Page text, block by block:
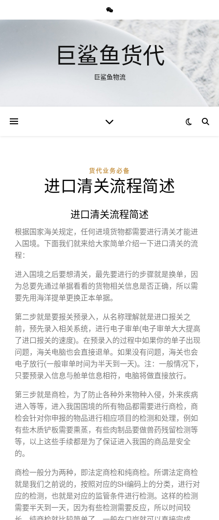
巨鲨鱼货代
巨鲨鱼物流
货代业务必备
进口清关流程简述
进口清关流程简述
根据国家海关规定，任何进境货物都需要进行清关才能进
入国境。下面我们就来给大家简单介绍一下进口清关的流
程：
进入国境之后要想清关，最先要进行的步骤就是换单，因
为总要先通过单据看看的货物相关信息是否正确，所以需
要先用海洋提单更换正本单据。
第二步就是要报关预录入，从名称理解就是进口报关之
前，预先录入相关系统，进行电子审单(电子审单大大提高
了进口报关的速度)。在预录入的过程中如果你的单子出现
问题，海关电脑也会直接退单。如果没有问题，海关也会
电子放行(一般审单时间为半天到一天)。注：一般情况下，
只要预录入信息与舱单信息相符，电脑将做直接放行。
第三步就是商检，为了防止各种外来物种入侵，外来疾病
进入等等，进入我国国境的所有物品都需要进行商检，商
检会针对你申报的物品进行相应项目的检测和处理，例如
有些木质铲板需要熏蒸，有些肉制品要做兽药残留检测等
等，以上这些手续都是为了保证进入我国的商品是安全
的。
商检一般分为两种，即法定商检和纯商检。所谓法定商检
就是我们之前说的，按照对应的SH编码上的分类，进行对
应的检测，也就是对应的监管条件进行检测。这样的检测
需要半天到一天，因为有些检测需要反应，所以时间较